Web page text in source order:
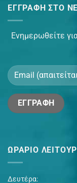
ΕΓΓΡΑΦΉ ΣΤΟ
Ενημερωθείτε
ΩΡΆΡΙΟ
Δευτέρα: